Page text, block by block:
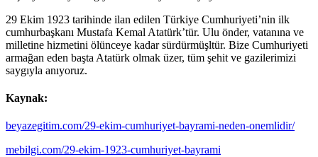
29 Ekim 1923 tarihinde ilan edilen Türkiye Cumhuriyeti’nin ilk
cumhurbaşkanı Mustafa Kemal Atatürk’tür. Ulu önder, vatanına ve
milletine hizmetini ölünceye kadar sürdürmüşltür. Bize Cumhuriyeti
armağan eden başta Atatürk olmak üzer, tüm şehit ve gazilerimizi
saygıyla anıyoruz.
Kaynak:
beyazegitim.com/29-ekim-cumhuriyet-bayrami-neden-onemlidir/
mebilgi.com/29-ekim-1923-cumhuriyet-bayrami